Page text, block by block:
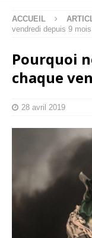
ACCUEIL
vendredi depuis 9 mois
Pourquoi
chaque
28 avril 2019